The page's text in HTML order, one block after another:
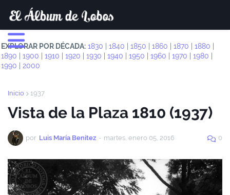
EXPLORAR POR DÉCADA: 1830 1840 1850 1860 1870 1880
1890
1900 1910 1920 1930 1940 1950 1960 1970 1980
1990
2000
Inicio 1937
Vista de la Plaza 1810 (1937)
por Luis María Benítez - martes, enero 05, 2016 0